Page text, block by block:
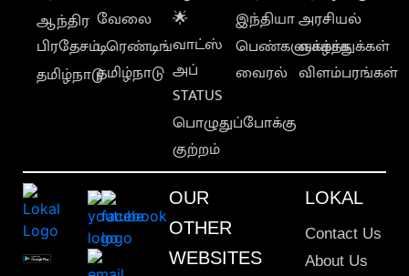
ஆந்திர
பிரதேசம்
தமிழ்நாடு
வேலை
டிரெண்டிங்
தமிழ்நாடு
🌟
வாட்ஸ்
அப்
STATUS
பொழுதுப்போக்கு
குற்றம்
இந்தியா
பெண்களுக்காக
வைரல்
அரசியல்
வாழ்த்துக்கள்
விளம்பரங்கள்
OUR
OTHER
WEBSITES
LOKAL
Contact Us
About Us